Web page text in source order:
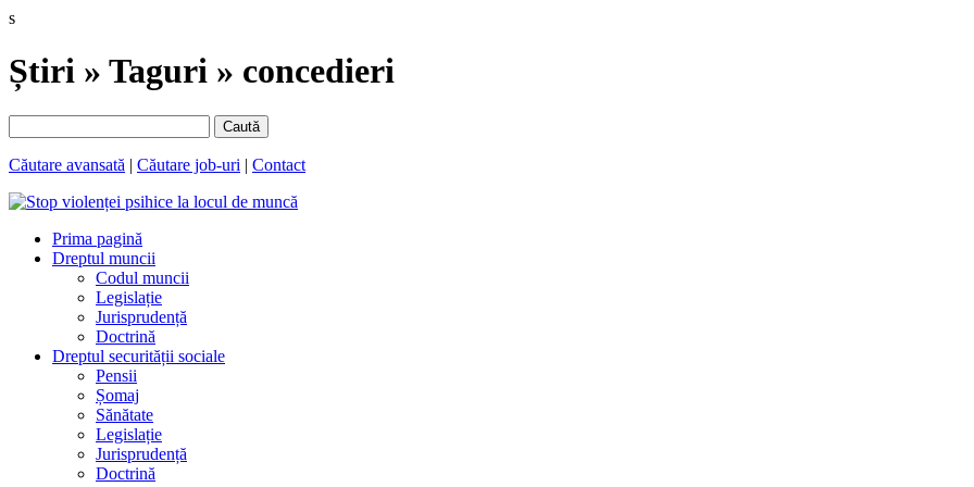
s
Știri » Taguri » concedieri
Caută
Căutare avansată | Căutare job-uri | Contact
Prima pagină
Dreptul muncii
Codul muncii
Legislație
Jurisprudență
Doctrină
Dreptul securității sociale
Pensii
Șomaj
Sănătate
Legislație
Jurisprudență
Doctrină